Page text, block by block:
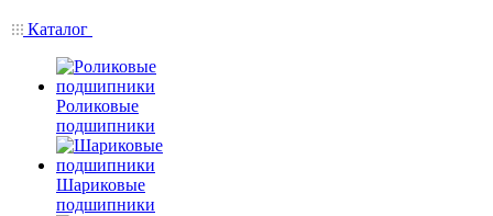
Каталог
Роликовые
подшипники
Шариковые
подшипники